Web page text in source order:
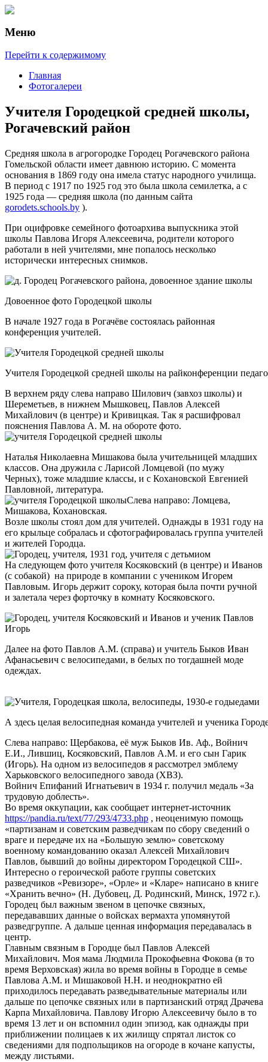
О путешествиях
Меню
Перейти к содержимому
Главная
Фотогалереи
Учителя Городецкой средней школы,
Рогачевский район
Средняя школа в агрогородке Городец Рогачевского района
Гомельской области имеет давнюю историю. С момента
основания в 1869 году она имела статус народного училища.
В период с 1917 по 1925 год это была школа семилетка, а с
1925 года — средняя школа (по данным сайта
gorodets.schools.by ).
При оцифровке семейного фотоархива выпускника этой
школы Павлова Игоря Алексеевича, родители которого
работали в ней учителями, мне попалось несколько
исторически интересных снимков.
Довоенное фото Городецкой школы
В начале 1927 года в Рогачёве состоялась районная
конференция учителей.
Учителя Городецкой средней школы на райконференции
В верхнем ряду слева направо Шилович (завхоз школы) и
Шереметьев, в нижнем Мышковец, Павлов Алексей
Михайлович (в центре) и Кривицкая. Так я расшифровал
пояснения Павлова А. М. на обороте фото.
Наталья Николаевна Мишакова была учительницей младших
классов. Она дружила с Ларисой Ломцевой (по мужу
Черных), тоже младшие классы, и с Кохановской Евгенией
Павловной, литература.
Слева направо: Ломцева,
Мишакова, Кохановская.
Возле школы стоял дом для учителей. Однажды в 1931 году на
его крыльце собралась и сфотографировалась группа учителей
и жителей Городца.
На следующем фото учителя Косяковский (в центре) и Иванов
(с собакой) на природе в компании с учеником Игорем
Павловым. Игорь держит сороку, которая была почти ручной
и залетала через форточку в комнату Косяковского.
Далее на фото Павлов А.М. (справа) и учитель Быков Иван
Афанасьевич с велосипедами, в белых по тогдашней моде
одеждах.
А здесь целая велосипедная команда учителей и ученика
Слева направо: Щербакова, её муж Быков Ив. Аф., Войнич
Е.И., Лившиц, Косяковский, Павлов А.М. и его сын Гарик
(Игорь). На одном из велосипедов я рассмотрел эмблему
Харьковского велосипедного завода (ХВЗ).
Войнич Епифаний Игнатьевич в 1934 г. получил медаль «За
трудовую доблесть».
Во время оккупации, как сообщает интернет-источник
https://pandia.ru/text/77/293/4733.php , неоценимую помощь
«партизанам и советским разведчикам по сбору сведений о
враге и передаче их на «Большую землю» советскому
военному командованию оказал Алексей Михайлович
Павлов, бывший до войны директором Городецкой СШ».
Интересно о героической работе группы советских
разведчиков «Ревизоре», «Орле» и «Кларе» написано в книге
«Хранить вечно» (Н. Дубовец, Д. Родинский, Минск, 1972 г.).
Городец был важным звеном в цепочке связных,
передававших данные о войсках вермахта упомянутой
разведгруппе. А дальше ценная информация передавалась в
центр.
Главным связным в Городце был Павлов Алексей
Михайлович. Моя мама Людмила Прокофьевна Фокова (в то
время Верховская) жила во время войны в Городце в семье
Павлова А.М. и Мишаковой Н.Н. и неоднократно ей
приходилось передавать разведывательные материалы или
дальше по цепочке связных или в партизанский отряд Драчева
Карпа Михайловича. Павлову Игорю Алексеевичу было в то
время 13 лет и он вспомнил один эпизод, как однажды при
приближении полицаев к их жилищу спрятал листок со
сведениями для подпольщиков на огороде в кочане капусты,
между листьями.